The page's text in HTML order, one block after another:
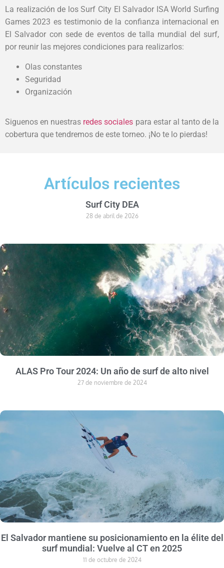
La realización de losSurf City El Salvador ISA World Surfing
Games 2023 es testimonio de la confianza internacional en
El Salvador con sede de eventos de talla mundial del surf,
por reunir las mejores condiciones para realizarlos:
Olas constantes
Seguridad
Organización
Siguenos en nuestras redes sociales para estar al tanto de la
cobertura que tendremos de este torneo. ¡No te lo pierdas!
Artículos recientes
Surf City DEA
28 de abril de 2026
ALAS Pro Tour 2024: Un año de surf de alto nivel
27 de noviembre de 2024
El Salvador mantiene su posicionamiento en la élite del
surf mundial: Vuelve al CT en 2025
11 de octubre de 2024